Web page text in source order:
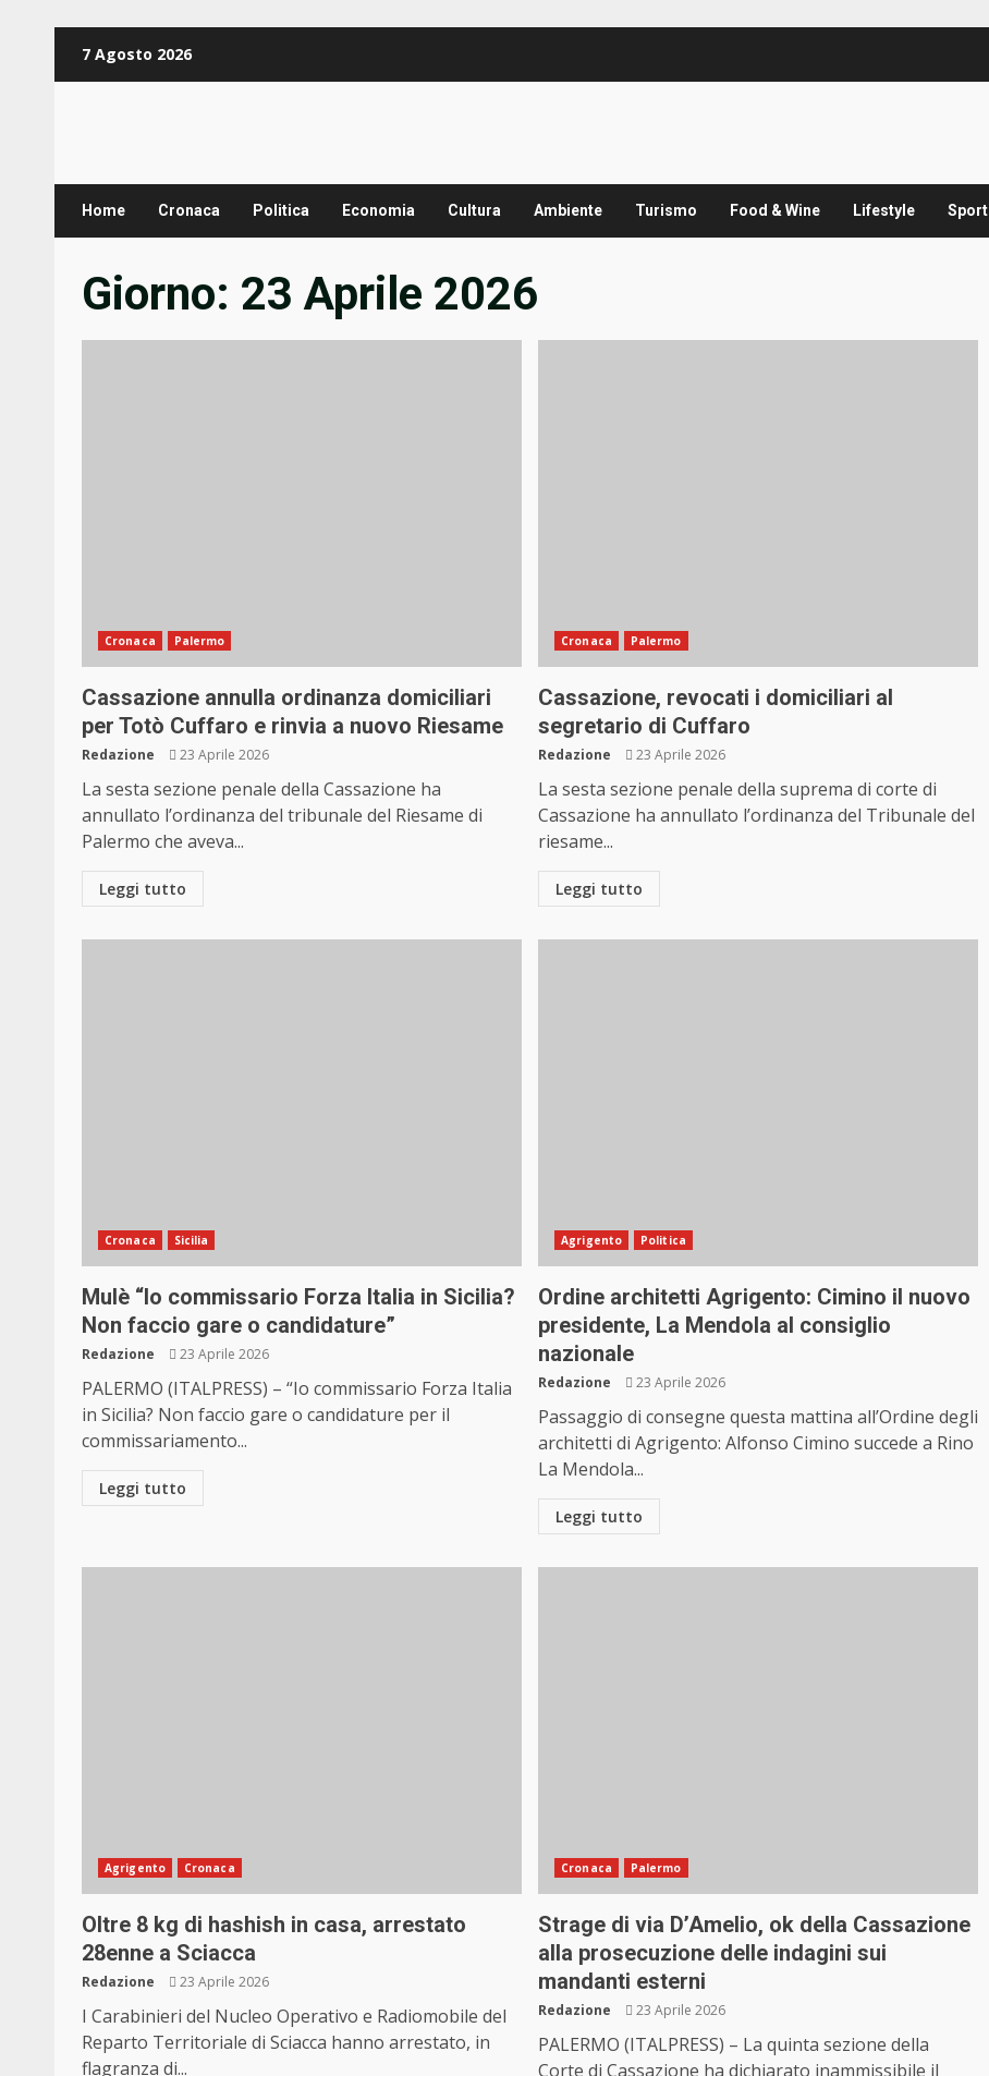
Inhalt7 Agosto 2026
Home Cronaca Politica Economia Cultura Ambiente Turismo Food & Wine Lifestyle Sport
Giorno: 23 Aprile 2026
Cronaca Palermo
Cassazione annulla ordinanza domiciliari
per Totò Cuffaro e rinvia a nuovo Riesame
Redazione 23 Aprile 2026
La sesta sezione penale della Cassazione ha
annullato l’ordinanza del tribunale del Riesame di
Palermo che aveva...
Leggi tutto
Cronaca Palermo
Cassazione, revocati i domiciliari al
segretario di Cuffaro
Redazione 23 Aprile 2026
La sesta sezione penale della suprema di corte di
Cassazione ha annullato l’ordinanza del Tribunale del
riesame...
Leggi tutto
Cronaca Sicilia
Mulè “Io commissario Forza Italia in Sicilia?
Non faccio gare o candidature”
Redazione 23 Aprile 2026
PALERMO (ITALPRESS) – “Io commissario Forza Italia
in Sicilia? Non faccio gare o candidature per il
commissariamento...
Leggi tutto
Agrigento Politica
Ordine architetti Agrigento: Cimino il nuovo
presidente, La Mendola al consiglio
nazionale
Redazione 23 Aprile 2026
Passaggio di consegne questa mattina all’Ordine degli
architetti di Agrigento: Alfonso Cimino succede a Rino
La Mendola...
Leggi tutto
Agrigento Cronaca
Oltre 8 kg di hashish in casa, arrestato
28enne a Sciacca
Redazione 23 Aprile 2026
I Carabinieri del Nucleo Operativo e Radiomobile del
Reparto Territoriale di Sciacca hanno arrestato, in
flagranza di...
Cronaca Palermo
Strage di via D’Amelio, ok della Cassazione
alla prosecuzione delle indagini sui
mandanti esterni
Redazione 23 Aprile 2026
PALERMO (ITALPRESS) – La quinta sezione della
Corte di Cassazione ha dichiarato inammissibile il